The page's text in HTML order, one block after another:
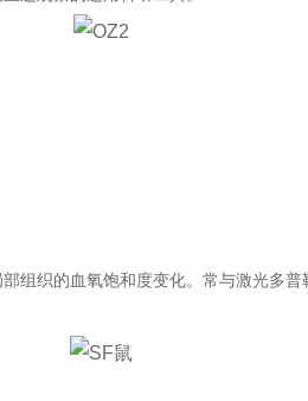
组织的血氧饱和度变化。常与激光多普